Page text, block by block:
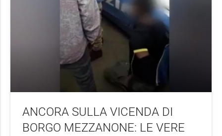
ANCORA SULLA VICENDA DI
BORGO MEZZANONE: LE VERE